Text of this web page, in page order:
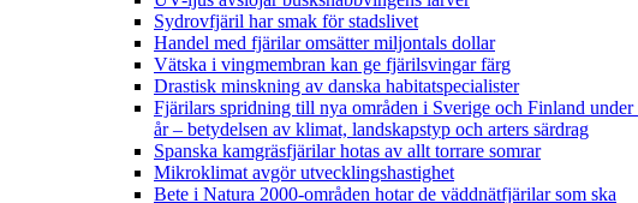
Sydrovfjäril har smak för stadslivet
Handel med fjärilar omsätter miljontals dollar
Vätska i vingmembran kan ge fjärilsvingar färg
Drastisk minskning av danska habitatspecialister
Fjärilars spridning till nya områden i Sverige och Finland under
år– betydelsen av klimat, landskapstyp och arters särdrag
Spanska kamgräsfjärilar hotas av allt torrare somrar
Mikroklimat avgör utvecklingshastighet
Bete i Natura 2000-områden hotar de väddnätfjärilar som ska